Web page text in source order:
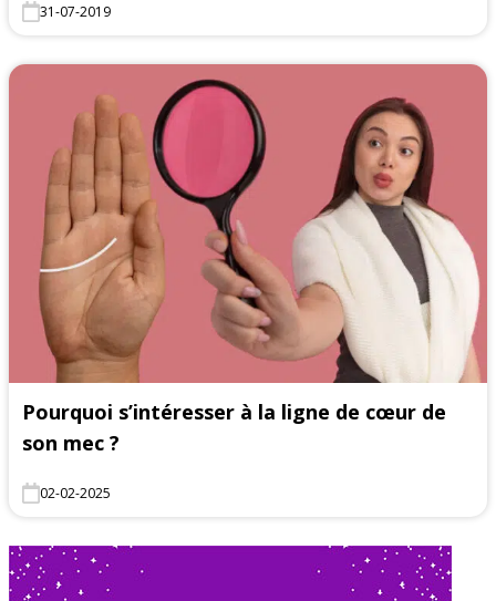
31-07-2019
Pourquoi s’intéresser à la ligne de cœur de
son mec ?
02-02-2025